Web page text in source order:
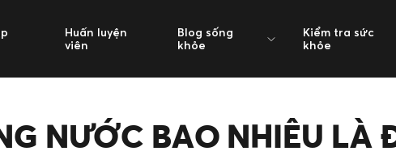
Huấn luyện
viên
Blog sống
khỏe
Kiểm tra sức
khỏe
NƯỚC BAO NHIÊU LÀ